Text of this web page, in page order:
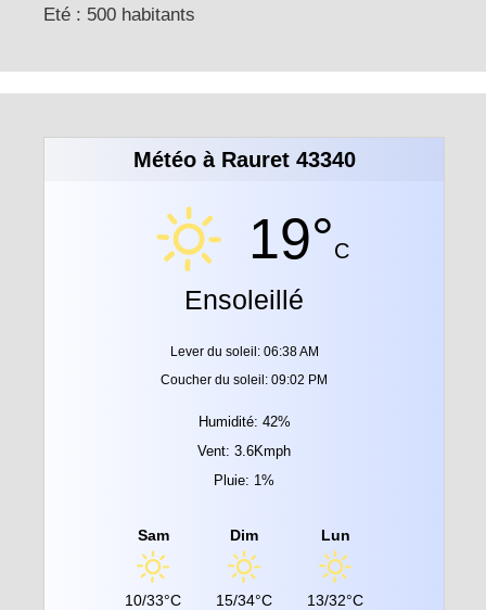
Eté : 500 habitants
Météo à Rauret 43340
19°C
Ensoleillé
Lever du soleil: 06:38 AM
Coucher du soleil: 09:02 PM
Humidité: 42%
Vent: 3.6Kmph
Pluie: 1%
Sam
10/33°C
Dim
15/34°C
Lun
13/32°C